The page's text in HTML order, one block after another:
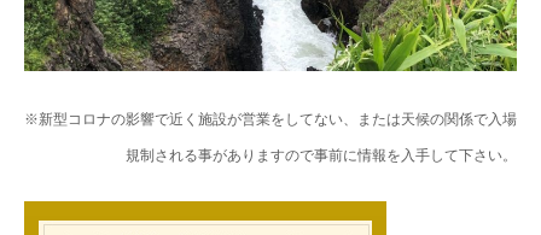
※新型コロナの影響で近く施設が営業をしてない、または天候の関係で入場
規制される事がありますので事前に情報を入手して下さい。